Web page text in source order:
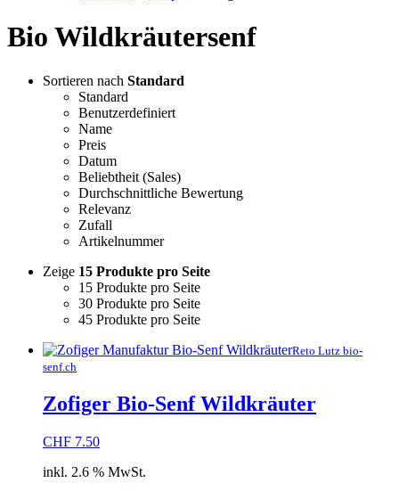
Bio Wildkräutersenf
Sortieren nach Standard
Standard
Benutzerdefiniert
Name
Preis
Datum
Beliebtheit (Sales)
Durchschnittliche Bewertung
Relevanz
Zufall
Artikelnummer
Zeige 15 Produkte pro Seite
15 Produkte pro Seite
30 Produkte pro Seite
45 Produkte pro Seite
Reto Lutz bio-
senf.ch
Zofiger Bio-Senf Wildkräuter
CHF 7.50
inkl. 2.6 % MwSt.